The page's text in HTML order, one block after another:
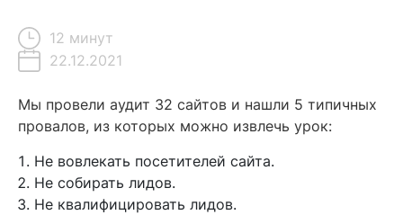
12 минут
22.12.2021
Содержание
Ошибка № 1. Не вовлекать проактивно посетителей сайта
Ошибка № 2. Не собирать (и терять) лидов на сайте
Ошибка № 3 Не квалифицировать лидов
Мы провели аудит 32 сайтов и нашли 5 типичных
провалов, из которых можно извлечь урок:
Не вовлекать посетителей сайта.
Не собирать лидов.
Не квалифицировать лидов.